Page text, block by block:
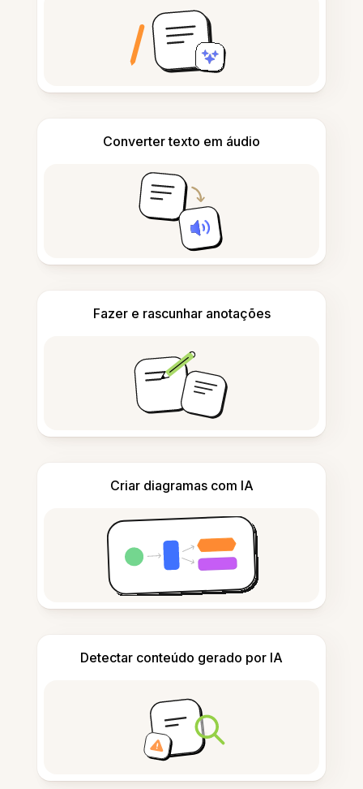
Converter texto em áudio
Fazer e rascunhar anotações
Criar diagramas com IA
Detectar conteúdo gerado por IA